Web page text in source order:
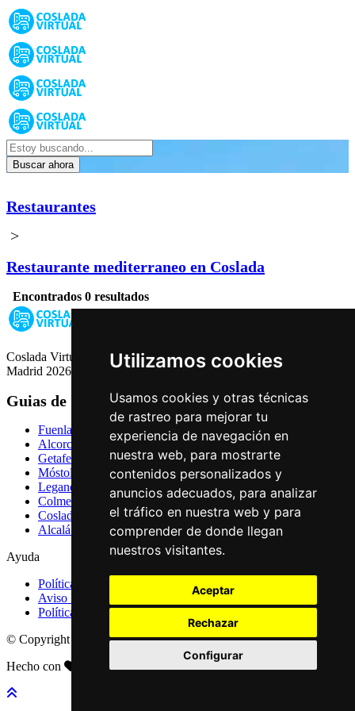
Utilizamos cookies
Usamos cookies y otras técnicas
de rastreo para mejorar tu
experiencia de navegación en
nuestra web, para mostrarte
contenidos personalizados y
anuncios adecuados, para analizar
el tráfico en nuestra web y para
comprender de donde llegan
nuestros visitantes.
Aceptar
Rechazar
Configurar
Buscar ahora
Restaurantes
>
Restaurante mediterraneo en Coslada
Encontrados 0 resultados
Coslada Virtual: Guia de Empresas, Ocio y Servicios de Coslada,
Madrid 2026
Guias de Ciudades
Fuenlabrada
Alcorcón
Getafe
Móstoles
Leganés
Colmenar Viejo
Coslada
Alcalá de Henares
Ayuda
Política de Privacidad
Aviso Legal
Política de Cookies
© Copyright 2026 Palike Networks, S.L.U.
Hecho con
en Coslada